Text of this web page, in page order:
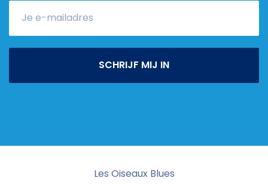
SCHRIJF MIJ IN
Les Oiseaux Blues